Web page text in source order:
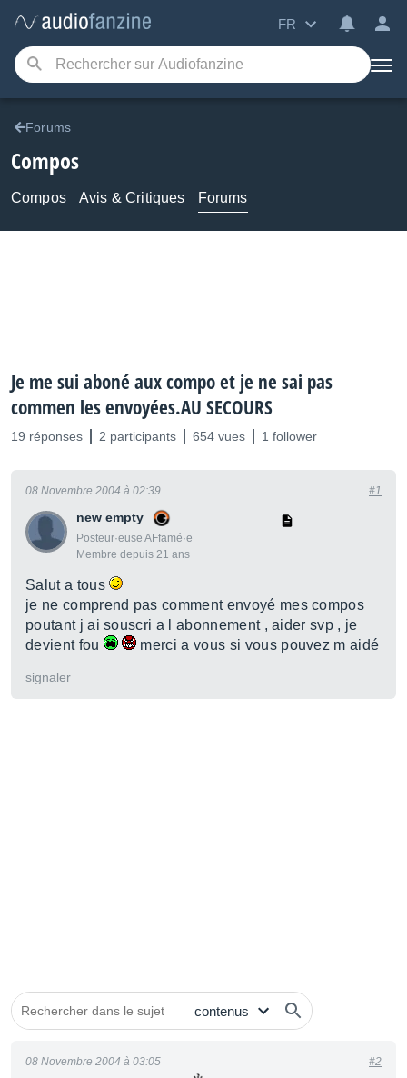
FR
Forums
Compos
Compos Avis & Critiques Forums
Je me sui aboné aux compo et je ne sai pas
commen les envoyées.AU SECOURS
19 réponses 2 participants 654 vues 1 follower
new empty
Posteur·euse AFfamé·e
Membre depuis 21 ans
08 Novembre 2004 à 02:39 #1
Salut a tous
je ne comprend pas comment envoyé mes compos
poutant j ai souscri a l abonnement , aider svp , je
devient fou
merci a vous si vous pouvez m aidé
signaler
08 Novembre 2004 à 03:05 #2